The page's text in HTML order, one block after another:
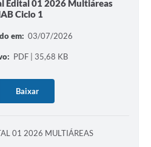
Edital 01 2026 Multiáreas
Ciclo 1
em: 03/07/2026
PDF | 35,68 KB
Baixar
01 2026 MULTIÁREAS